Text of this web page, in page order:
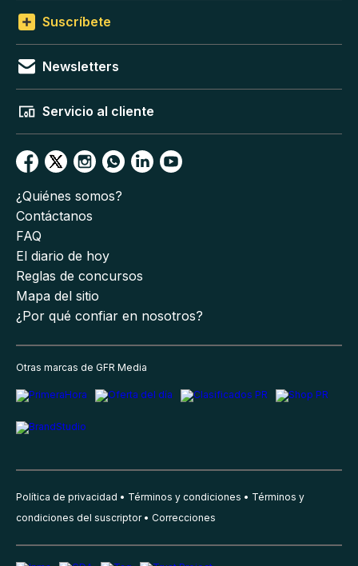
Suscríbete
Newsletters
Servicio al cliente
¿Quiénes somos?
Contáctanos
FAQ
El diario de hoy
Reglas de concursos
Mapa del sitio
¿Por qué confiar en nosotros?
Otras marcas de GFR Media
Política de privacidad Términos y condiciones
Términos y
condiciones del suscriptor
Correcciones